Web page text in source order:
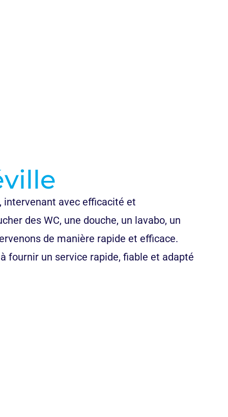
, intervenant avec efficacité et
des WC, une douche, un lavabo, un
de manière rapide et efficace.
fournir un service rapide, fiable et adapté